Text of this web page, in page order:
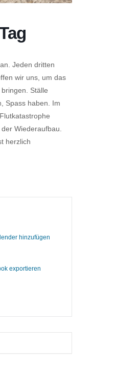
Jeden dritten
wir uns, um das
Ställe
Spass haben. Im
Wiederaufbau.
herzlich
hinzufügen
exportieren